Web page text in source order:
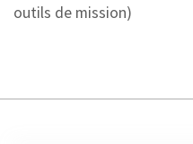
outils de mission)